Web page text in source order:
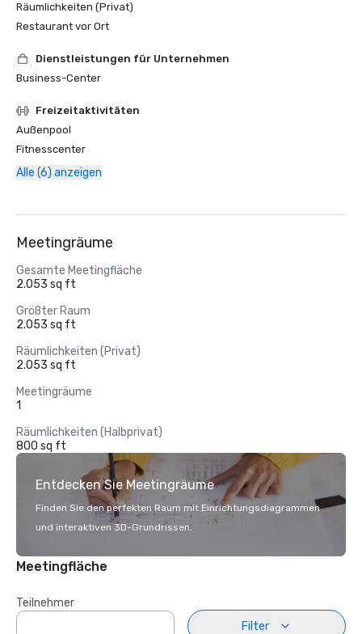
Räumlichkeiten (Privat)
Restaurant vor Ort
Dienstleistungen für Unternehmen
Business-Center
Freizeitaktivitäten
Außenpool
Fitnesscenter
Alle (6) anzeigen
Meetingräume
Gesamte Meetingfläche
2.053 sq ft
Größter Raum
2.053 sq ft
Räumlichkeiten (Privat)
2.053 sq ft
Meetingräume
1
Räumlichkeiten (Halbprivat)
800 sq ft
Entdecken Sie Meetingräume
Finden Sie den perfekten Raum mit Einrichtungsdiagrammen
und interaktiven 3D-Grundrissen.
Meetingfläche
Teilnehmer
Filter